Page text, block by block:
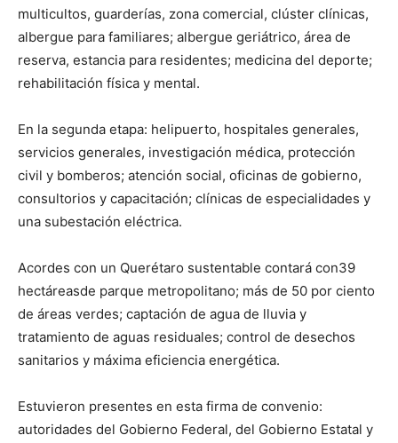
multicultos, guarderías, zona comercial, clúster clínicas,
albergue para familiares; albergue geriátrico, área de
reserva, estancia para residentes; medicina del deporte;
rehabilitación física y mental.
En la segunda etapa: helipuerto, hospitales generales,
servicios generales, investigación médica, protección
civil y bomberos; atención social, oficinas de gobierno,
consultorios y capacitación; clínicas de especialidades y
una subestación eléctrica.
Acordes con un Querétaro sustentable contará con39
hectáreasde parque metropolitano; más de 50 por ciento
de áreas verdes; captación de agua de lluvia y
tratamiento de aguas residuales; control de desechos
sanitarios y máxima eficiencia energética.
Estuvieron presentes en esta firma de convenio:
autoridades del Gobierno Federal, del Gobierno Estatal y